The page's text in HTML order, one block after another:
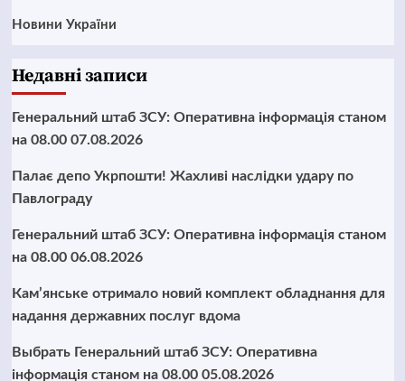
Новини України
Недавні записи
Генеральний штаб ЗСУ: Оперативна інформація станом
на 08.00 07.08.2026
Палає депо Укрпошти! Жахливі наслідки удару по
Павлограду
Генеральний штаб ЗСУ: Оперативна інформація станом
на 08.00 06.08.2026
Кам’янське отримало новий комплект обладнання для
надання державних послуг вдома
Выбрать Генеральний штаб ЗСУ: Оперативна
інформація станом на 08.00 05.08.2026